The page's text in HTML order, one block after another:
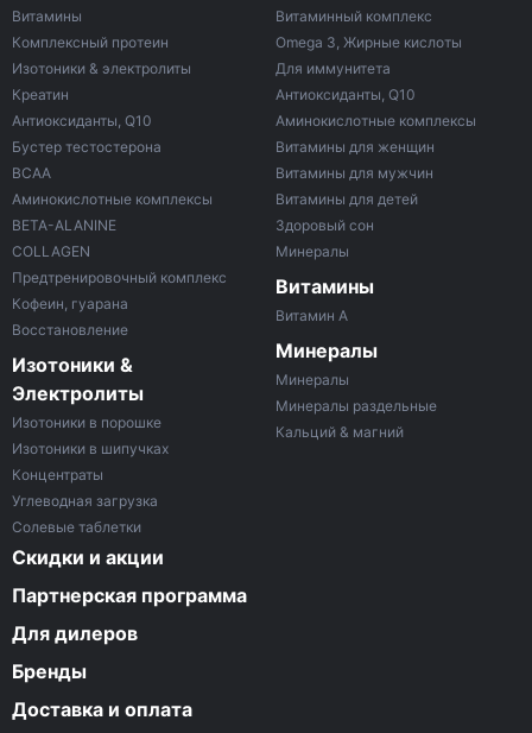
Витамины
Комплексный протеин
Изотоники & электролиты
Креатин
Антиоксиданты, Q10
Бустер тестостерона
ВСАА
Аминокислотные комплексы
BETA-ALANINE
COLLAGEN
Предтренировочный комплекс
Кофеин, гуарана
Восстановление
Изотоники &
Электролиты
Изотоники в порошке
Изотоники в шипучках
Концентраты
Углеводная загрузка
Солевые таблетки
Витаминный комплекс
Omega 3, Жирные кислоты
Для иммунитета
Антиоксиданты, Q10
Аминокислотные комплексы
Витамины для женщин
Витамины для мужчин
Витамины для детей
Здоровый сон
Минералы
Витамины
Витамин A
Минералы
Минералы
Минералы раздельные
Кальций & магний
Скидки и акции
Партнерская программа
Для дилеров
Бренды
Доставка и оплата